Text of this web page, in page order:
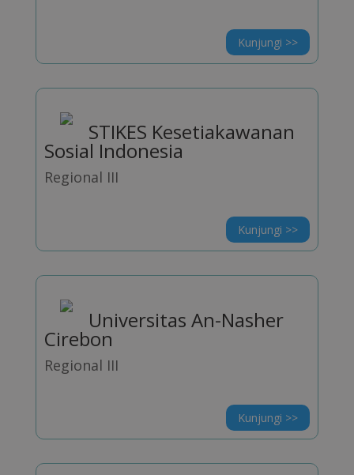
Kunjungi >>
STIKES Kesetiakawanan
Sosial Indonesia
Regional III
Kunjungi >>
Universitas An-Nasher
Cirebon
Regional III
Kunjungi >>